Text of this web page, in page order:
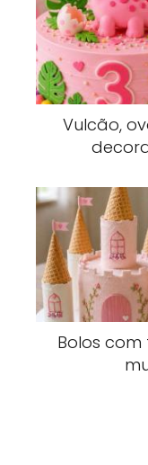
Vulcão,
Bolos